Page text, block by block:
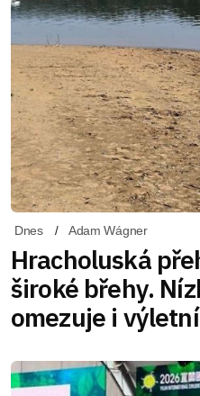
Dnes Adam Wágner
Hracholuská
široké břehy.
omezuje i